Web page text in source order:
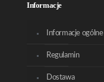
Informacje
Informacje ogólne
Regulamin
Dostawa